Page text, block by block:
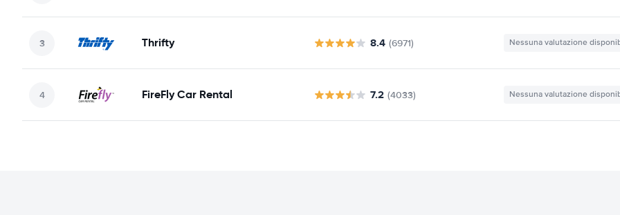
Thrifty 8.4 (6971) Nessuna valutazione
FireFly Car Rental 7.2 (4033) Nessuna valutazione